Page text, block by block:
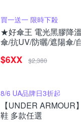
買一送一 限時下殺
★好傘王 電光黑膠降
傘/抗UV/防曬/遮陽傘/
$6XX $2,380
8/6 UA品牌日3折起
【UNDER ARMOUR
鞋 多款任選